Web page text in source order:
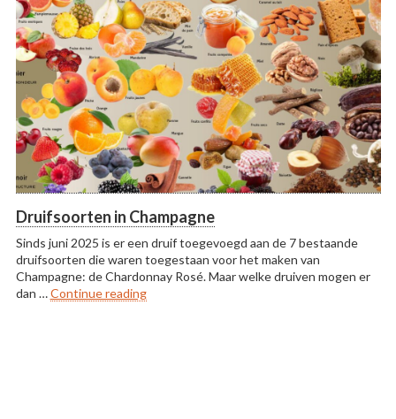
Druifsoorten in Champagne
Sinds juni 2025 is er een druif toegevoegd aan de 7 bestaande
druifsoorten die waren toegestaan voor het maken van
Champagne: de Chardonnay Rosé. Maar welke druiven mogen er
dan …Continue reading“Druifsoorten in Champagne”